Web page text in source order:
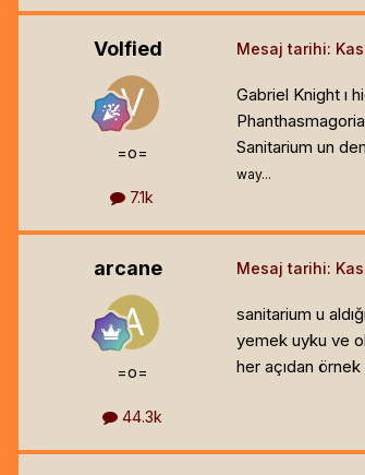
Volfied
=o=
7.1k
Mesaj tarihi:
Gabriel Knight ı
Sanitarium un
way...
arcane
=o=
44.3k
Mesaj tarihi:
sanitarium u
yemek uyku ve
her açıdan